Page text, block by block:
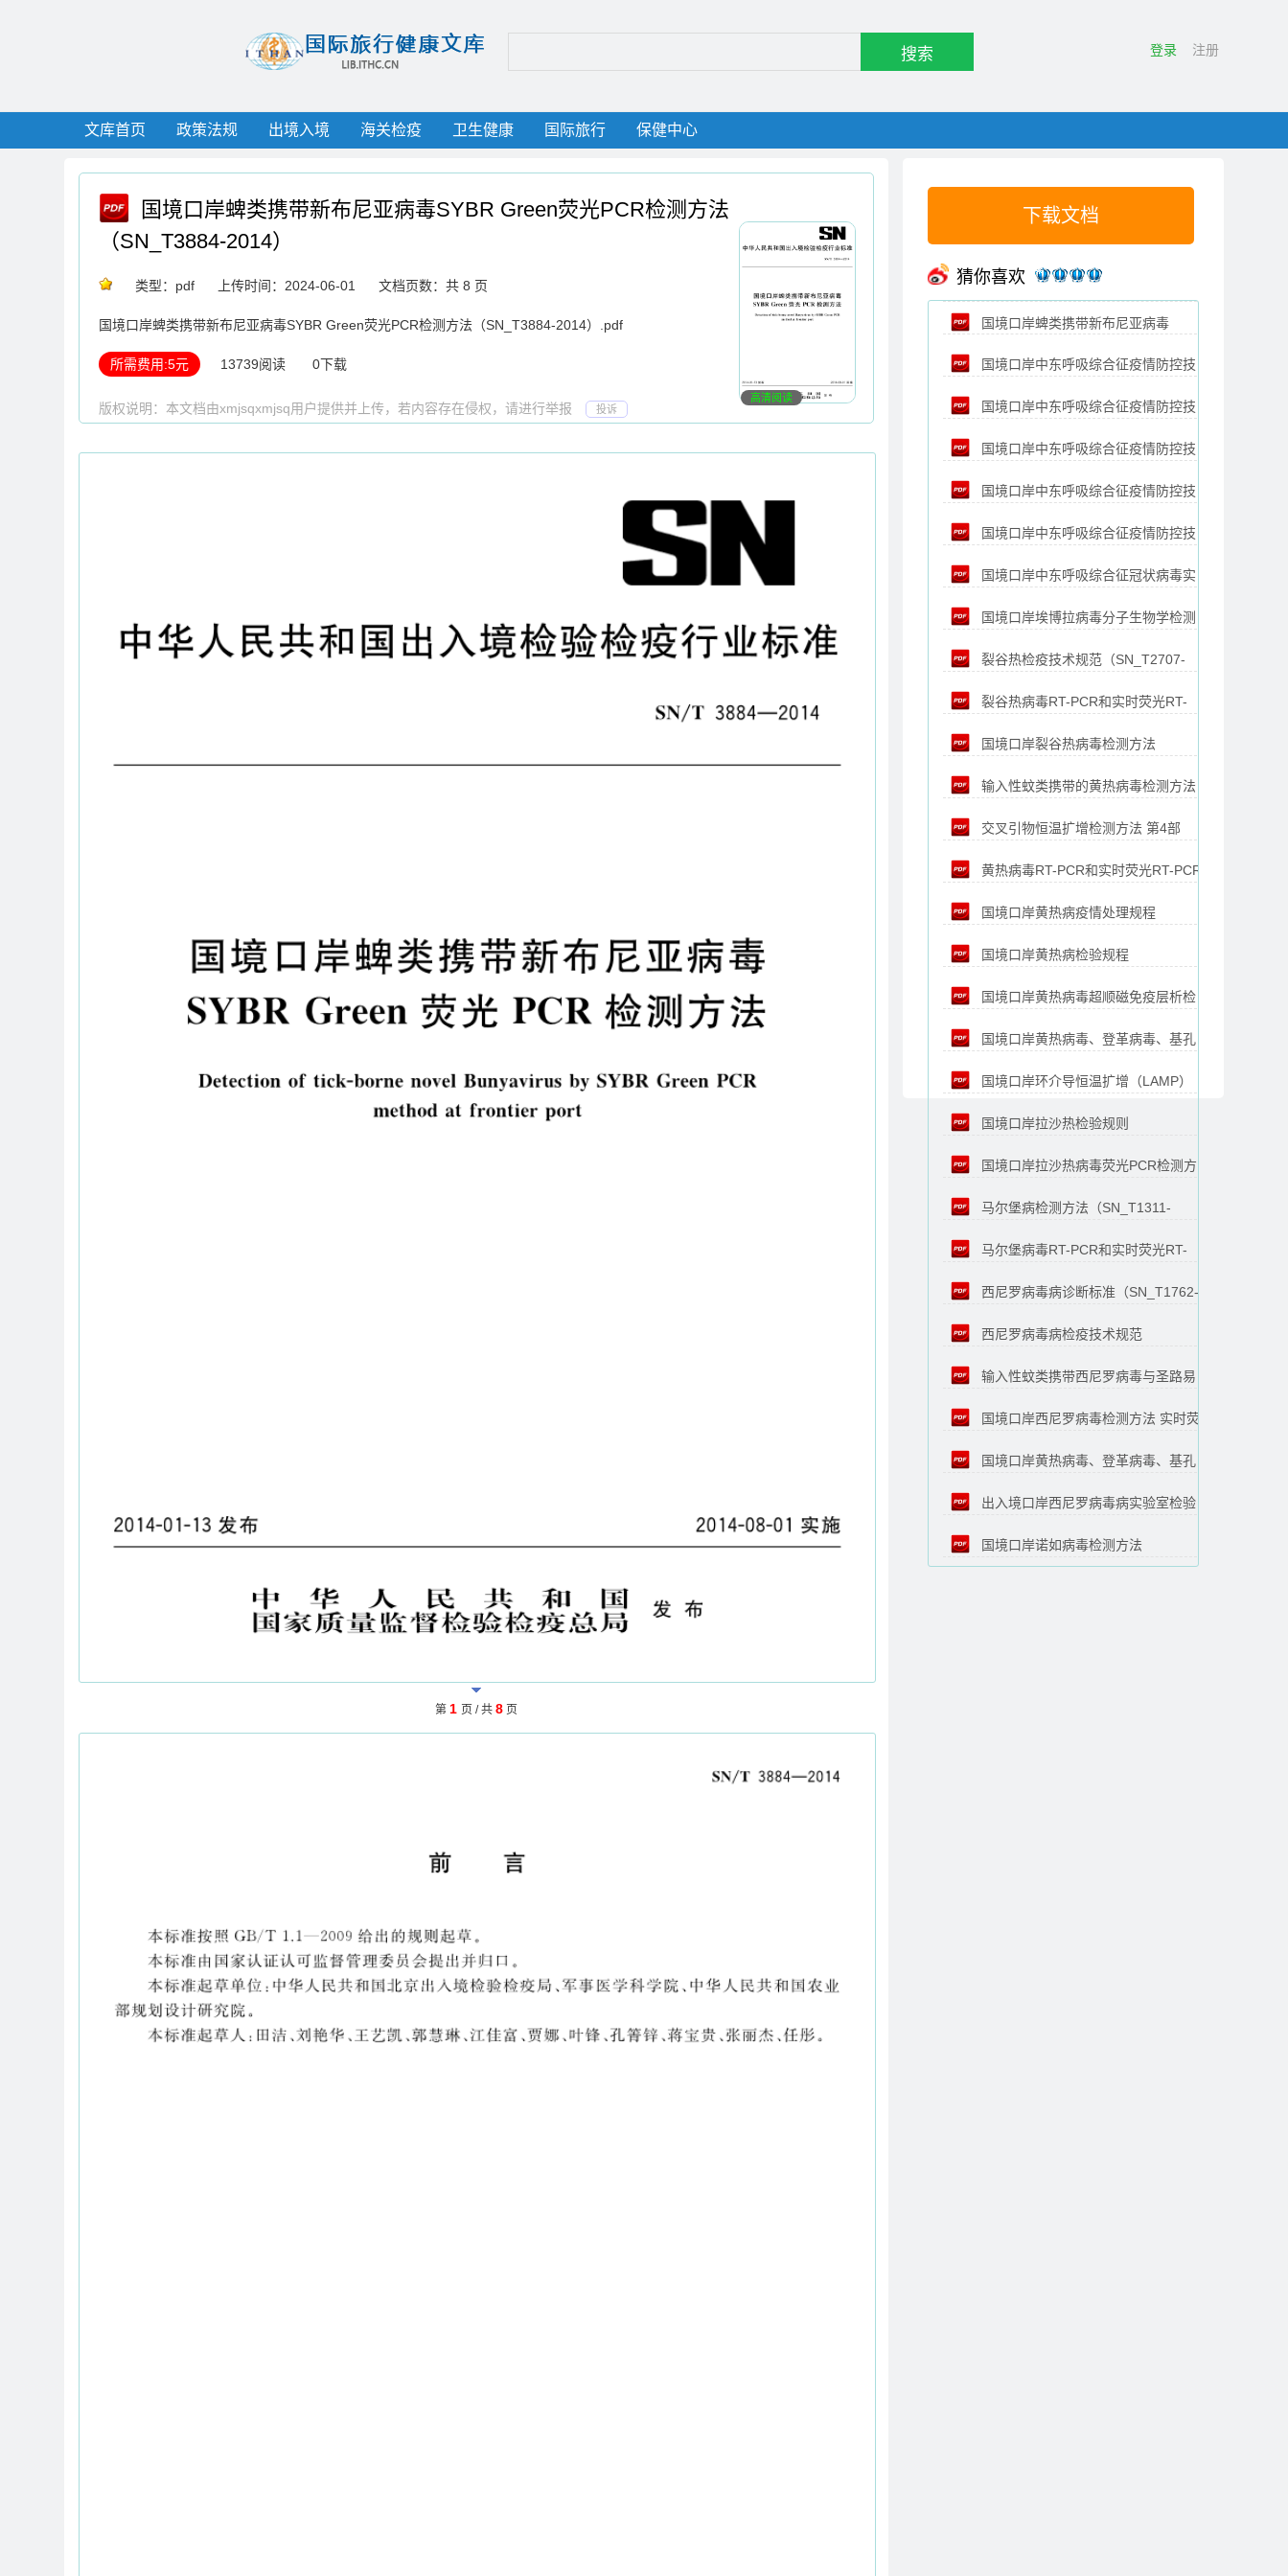
搜索 登录 注册
文库首页 政策法规 出境入境 海关检疫 卫生健康 国际旅行 保健中心
国境口岸蜱类携带新布尼亚病毒SYBR Green荧光PCR检测方法
（SN_T3884-2014）
类型：pdf 上传时间：2024-06-01 文档页数：共 8 页
国境口岸蜱类携带新布尼亚病毒SYBR Green荧光PCR检测方法（SN_T3884-2014）.pdf
所需费用:5元 13739阅读 0下载
版权说明：本文档由xmjsqxmjsq用户提供并上传，若内容存在侵权，请进行举报 投诉
高清阅读
第 1 页 / 共 8 页
下载文档
猜你喜欢
国境口岸蜱类携带新布尼亚病毒
SYBR Green荧光PCR检测方法
（SN_T3884-2014）
国境口岸中东呼吸综合征疫情防控技
术规范 第6部分：卫生处理（SN_T4975.6-
2017）
国境口岸中东呼吸综合征疫情防控技
术规范 第5部分：安全防护（SN_T4975.5-
2017）
国境口岸中东呼吸综合征疫情防控技
术规范 第3部分：采样和送样
（SN_T4975.3-2017）
国境口岸中东呼吸综合征疫情防控技
术规范 第2部分：流行病学调查
（SN_T4975.2-2017）
国境口岸中东呼吸综合征疫情防控技
术规范 第1部分：检疫查验（SN_T4975.1-
2017）
国境口岸中东呼吸综合征冠状病毒实
时荧光RT-PCR检测方法（SN_T4466-
2016）
国境口岸埃博拉病毒分子生物学检测
方法（SN_T1439-2013）
裂谷热检疫技术规范（SN_T2707-
2010）裂谷热病毒RT-PCR和实时荧光RT-
PCR检测方法（SN_T3559-2013）
国境口岸裂谷热病毒检测方法
（SN_T3559-2021）
输入性蚊类携带的黄热病毒检测方法
（SN_T1486-2016）
交叉引物恒温扩增检测方法 第4部
分：黄热病毒（SN_T3567.4-2015）
黄热病毒RT-PCR和实时荧光RT-PCR
检测方法（SN_T3557-2013）
国境口岸黄热病疫情处理规程
（SN_T1519-2005）
国境口岸黄热病检验规程
（SN_T1243-2003）
国境口岸黄热病毒超顺磁免疫层析检
测方法（SN_T4281-2015）
国境口岸黄热病毒、登革病毒、基孔
肯雅病毒、西尼罗病毒的多重实时荧光RT-
PCR检测方法（SN_T3560-2013）
国境口岸环介导恒温扩增（LAMP）
检测方法 第6部分：黄热病毒
（SN_T3306.6-2016）
国境口岸拉沙热检验规则
（SN_T1502-2005）
国境口岸拉沙热病毒荧光PCR检测方
法（SN_T4163-2015）
马尔堡病检测方法（SN_T1311-
2003）马尔堡病毒RT-PCR和实时荧光RT-
PCR检测方法（SN_T3558-2013）
西尼罗病毒病诊断标准（SN_T1762-
2006）西尼罗病毒病检疫技术规范
（SN_T2868-2011）
输入性蚊类携带西尼罗病毒与圣路易
脑炎病毒的检测方法（SN_T1460-2015）
国境口岸西尼罗病毒检测方法 实时荧
光RT-PCR法（SN_T3742-2013）
国境口岸黄热病毒、登革病毒、基孔
肯雅病毒、西尼罗病毒的多重实时荧光RT-
PCR检测方法（SN_T3560-2013）
出入境口岸西尼罗病毒病实验室检验
规程（SN_T1761-2006）
国境口岸诺如病毒检测方法